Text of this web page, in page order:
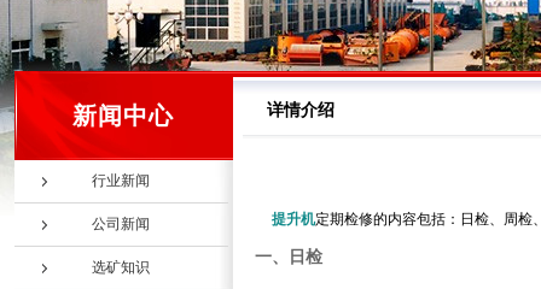
新闻中心
行业新闻
公司新闻
选矿知识
详情介绍
提升机定期检修的内容包括：日检、周检
一、日检